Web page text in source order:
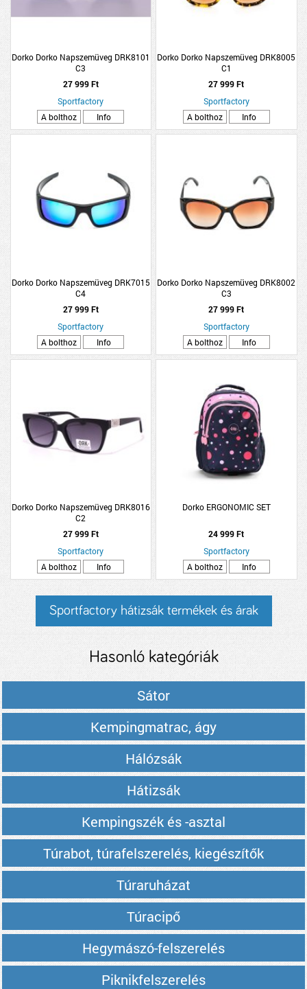
Dorko Dorko Napszemüveg DRK8101
C3
27 999 Ft
Sportfactory
A bolthoz
Info
Dorko Dorko Napszemüveg DRK8005
C1
27 999 Ft
Sportfactory
A bolthoz
Info
Dorko Dorko Napszemüveg DRK7015
C4
27 999 Ft
Sportfactory
A bolthoz
Info
Dorko Dorko Napszemüveg DRK8002
C3
27 999 Ft
Sportfactory
A bolthoz
Info
Dorko Dorko Napszemüveg DRK8016
C2
27 999 Ft
Sportfactory
A bolthoz
Info
Dorko ERGONOMIC SET
24 999 Ft
Sportfactory
A bolthoz
Info
Sportfactory hátizsák termékek és árak
Hasonló kategóriák
Sátor
Kempingmatrac, ágy
Hálózsák
Hátizsák
Kempingszék és -asztal
Túrabot, túrafelszerelés, kiegészítők
Túraruházat
Túracipő
Hegymászó-felszerelés
Piknikfelszerelés